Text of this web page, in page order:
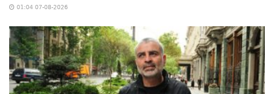
01:04 07-08-2026